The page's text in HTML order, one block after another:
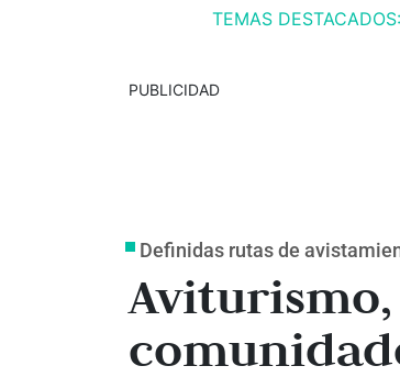
TEMAS DESTACADOS:
PUBLICIDAD
Definidas rutas de